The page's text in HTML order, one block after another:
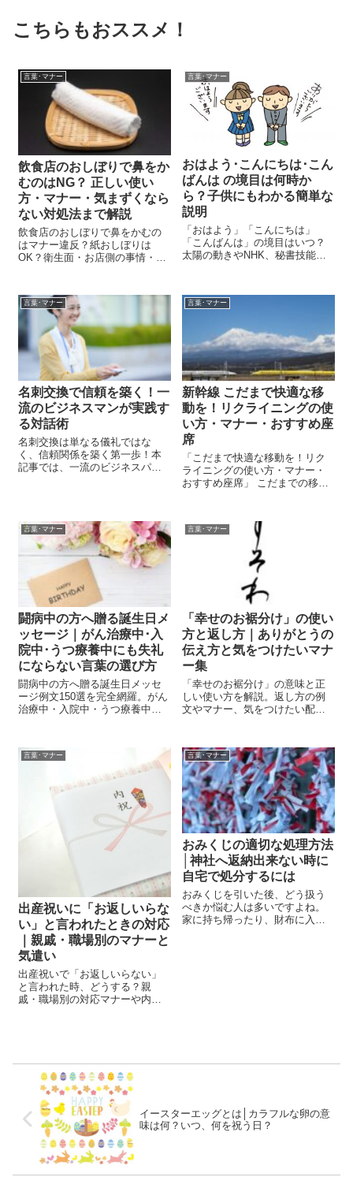
こちらもおススメ！
言葉･マナー
飲食店のおしぼりで鼻をか
むのはNG？ 正しい使い
方・マナー・気まずくなら
ない対処法まで解説
飲食店のおしぼりで鼻をかむの
はマナー違反？紙おしぼりは
OK？衛生面・お店側の事情・気
す。
言葉･マナー
おはよう･こんにちは･こん
ばんは の境目は何時か
ら？子供にもわかる簡単な
説明
「おはよう」「こんにちは」
「こんばんは」の境目はいつ？
太陽の動きやNHK、秘書技能検
や地域差も考慮し、子供にも伝
わりやすい説明方法を紹介しま
学びましょう！
言葉･マナー
名刺交換で信頼を築く！一
流のビジネスマンが実践す
る対話術
名刺交換は単なる儀礼ではな
く、信頼関係を築く第一歩！本
記事では、一流のビジネスパー
るテクニックを詳しく解説しま
す。名刺交換を成功につなげた
い方は必見！
言葉･マナー
新幹線 こだまで快適な移
動を！リクライニングの使
い方・マナー・おすすめ座
席
「こだまで快適な移動を！リク
ライニングの使い方・マナー・
おすすめ座席」 こだまでの移動
すすめ座席を徹底解説！N700系
と700系の違い、自由席・指定席
の選び方、快適に過ごすための
ポイントも紹介します。快適な
新幹線旅を楽しみましょう！
言葉･マナー
闘病中の方へ贈る誕生日メ
ッセージ｜がん治療中･入
院中･うつ療養中にも失礼
にならない言葉の選び方
闘病中の方へ贈る誕生日メッセ
ージ例文150選を完全網羅。がん
治療中・入院中・うつ療養中で
け短文〜長文例文まで徹底解説
します。
言葉･マナー
「幸せのお裾分け」の使い
方と返し方｜ありがとうの
伝え方と気をつけたいマナ
ー集
「幸せのお裾分け」の意味と正
しい使い方を解説。返し方の例
文やマナー、気をつけたい配慮
言葉･マナー
出産祝いに「お返しいらな
い」と言われたときの対応
｜親戚・職場別のマナーと
気遣い
出産祝いで「お返しいらない」
と言われた時、どうする？親
戚・職場別の対応マナーや内祝
言葉･マナー
おみくじの適切な処理方法
│神社へ返納出来ない時に
自宅で処分するには
おみくじを引いた後、どう扱う
べきか悩む人は多いですよね。
家に持ち帰ったり、財布に入れ
イースターエッグとは│カラフルな卵の意
味は何？いつ、何を祝う日？